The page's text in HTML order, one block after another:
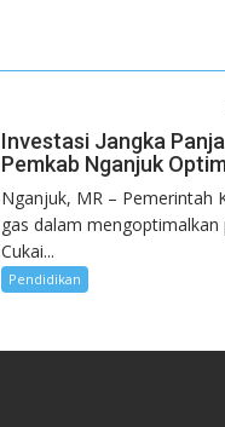
Investasi Jangka
Pemkab Nganjuk
Nganjuk, MR – Pemerintah
gas dalam
Cukai...
Pendidikan